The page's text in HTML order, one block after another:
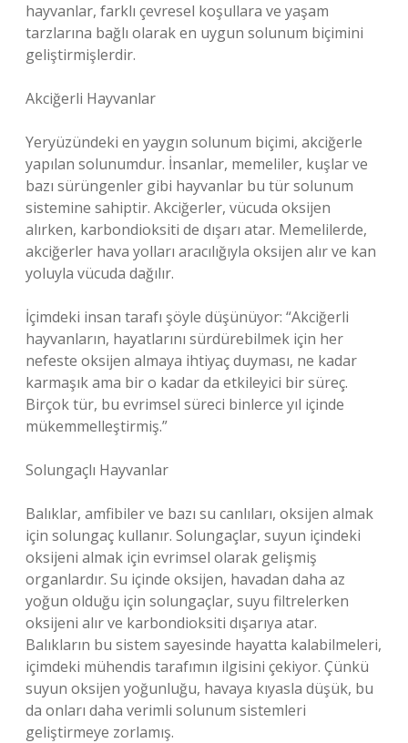
hayvanlar, farklı çevresel koşullara ve yaşam
tarzlarına bağlı olarak en uygun solunum biçimini
geliştirmişlerdir.
Akciğerli Hayvanlar
Yeryüzündeki en yaygın solunum biçimi, akciğerle
yapılan solunumdur. İnsanlar, memeliler, kuşlar ve
bazı sürüngenler gibi hayvanlar bu tür solunum
sistemine sahiptir. Akciğerler, vücuda oksijen
alırken, karbondioksiti de dışarı atar. Memelilerde,
akciğerler hava yolları aracılığıyla oksijen alır ve kan
yoluyla vücuda dağılır.
İçimdeki insan tarafı şöyle düşünüyor: “Akciğerli
hayvanların, hayatlarını sürdürebilmek için her
nefeste oksijen almaya ihtiyaç duyması, ne kadar
karmaşık ama bir o kadar da etkileyici bir süreç.
Birçok tür, bu evrimsel süreci binlerce yıl içinde
mükemmelleştirmiş.”
Solungaçlı Hayvanlar
Balıklar, amfibiler ve bazı su canlıları, oksijen almak
için solungaç kullanır. Solungaçlar, suyun içindeki
oksijeni almak için evrimsel olarak gelişmiş
organlardır. Su içinde oksijen, havadan daha az
yoğun olduğu için solungaçlar, suyu filtrelerken
oksijeni alır ve karbondioksiti dışarıya atar.
Balıkların bu sistem sayesinde hayatta kalabilmeleri,
içimdeki mühendis tarafımın ilgisini çekiyor. Çünkü
suyun oksijen yoğunluğu, havaya kıyasla düşük, bu
da onları daha verimli solunum sistemleri
geliştirmeye zorlamış.